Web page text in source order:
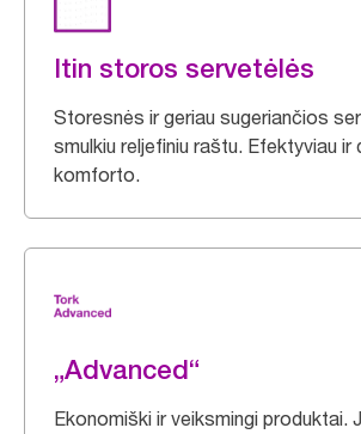
Itin storos servetėlės
Storesnės ir geriau sugeriančios
smulkiu reljefiniu raštu. Efektyviau ir
komforto.
„Advanced“
Ekonomiški ir veiksmingi produktai.